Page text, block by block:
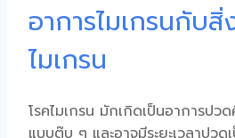
อาการไมเกรนกับสิ่
ไมเกรน
โรคไมเกรน มักเกิดเป็นอาการป
แบบตุ๊บ ๆ และอาจมีระยะเวลาปวด